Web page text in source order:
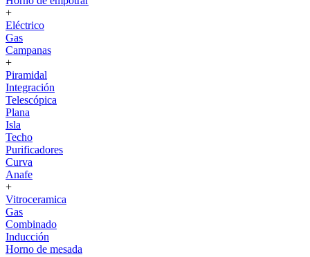
+
Eléctrico
Gas
Campanas
+
Piramidal
Integración
Telescópica
Plana
Isla
Techo
Purificadores
Curva
Anafe
+
Vitroceramica
Gas
Combinado
Inducción
Horno de mesada